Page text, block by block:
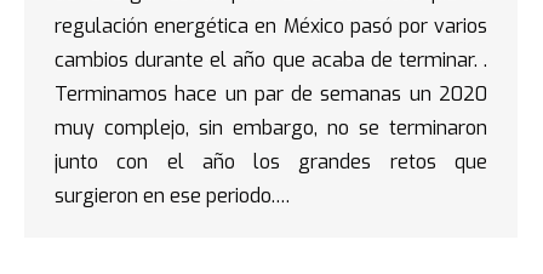
regulación energética en México pasó por varios
cambios durante el año que acaba de terminar. .
Terminamos hace un par de semanas un 2020
muy complejo, sin embargo, no se terminaron
junto con el año los grandes retos que
surgieron en ese periodo.…